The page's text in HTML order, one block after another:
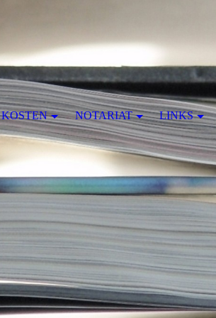
KOSTEN NOTARIAT LINKS